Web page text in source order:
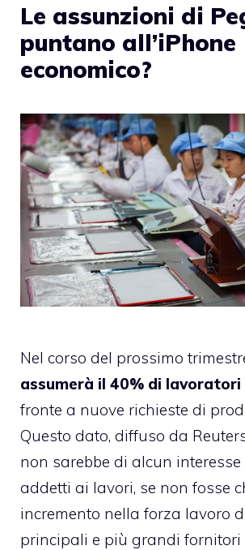
Le assunzioni di
puntano all’iPhone
economico?
Nel corso del prossimo
assumerà il 40% di lavoratori
fronte a nuove richieste di
Questo dato, diffuso da
non sarebbe di alcun interesse
addetti ai lavori, se non fosse
incremento nella forza lavoro
principali e più grandi fornitori